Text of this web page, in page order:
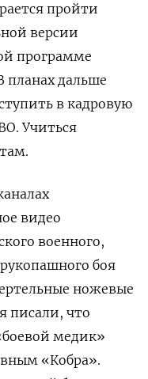
пройти
версии
программе
планах дальше
в кадровую
Учиться
видео
военного,
боя
ножевые
писали, что
медик»
«Кобра».